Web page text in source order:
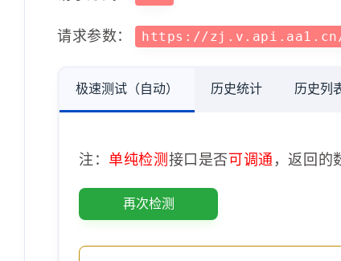
请求参数： https://zj.v.api.aa1.cn/
极速测试（自动） 历史统计 历史列
注： 单纯检测 接口是否可调通 ，返回的
再次检测